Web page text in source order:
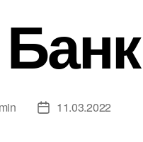
Дата11.03.2022